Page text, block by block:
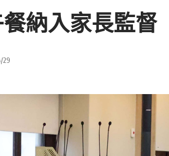
納入家長監
29